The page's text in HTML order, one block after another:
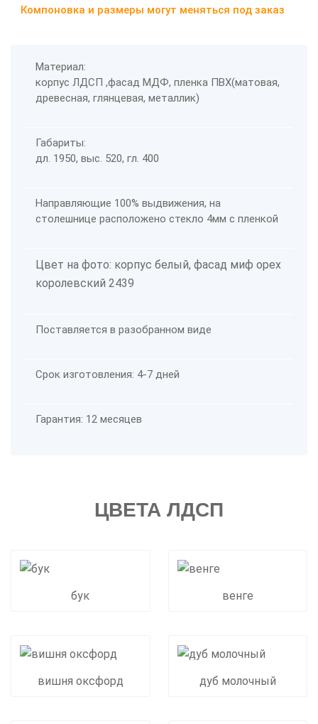
Компоновка и размеры могут меняться под заказ
Материал:
корпус ЛДСП ,фасад МДФ, пленка ПВХ(матовая,
древесная, глянцевая, металлик)
Габариты:
дл. 1950, выс. 520, гл. 400
Направляющие 100% выдвижения, на
столешнице расположено стекло 4мм с пленкой
Цвет на фото: корпус белый, фасад миф орех
королевский 2439
Поставляется в разобранном виде
Срок изготовления: 4-7 дней
Гарантия: 12 месяцев
ЦВЕТА ЛДСП
бук венге
вишня оксфорд дуб молочный